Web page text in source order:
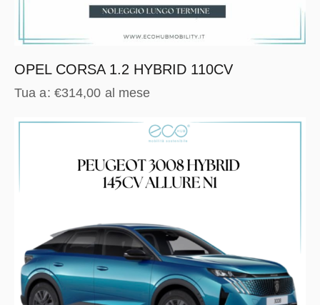
OPEL CORSA 1.2 HYBRID 110CV
Tua a: €314,00 al mese